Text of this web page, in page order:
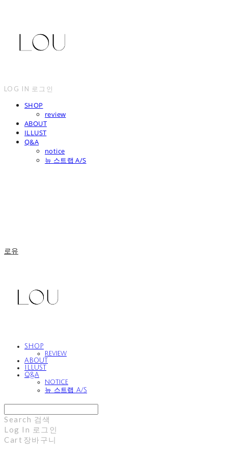
LOG IN 로그인
SHOP
review
ABOUT
ILLUST
Q&A
notice
뉴 스트랩 A/S
로유
SHOP
review
ABOUT
ILLUST
Q&A
notice
뉴 스트랩 A/S
Search 검색
Log In 로그인
Cart 장바구니